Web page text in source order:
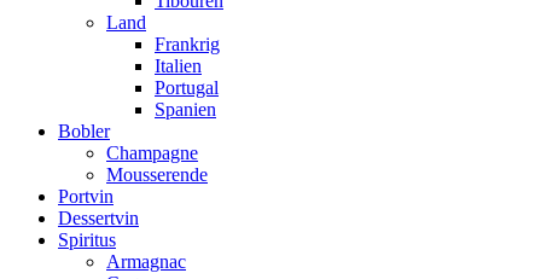
Land
Frankrig
Italien
Portugal
Spanien
Bobler
Champagne
Mousserende
Portvin
Dessertvin
Spiritus
Armagnac